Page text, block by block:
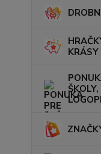
KRÁSY